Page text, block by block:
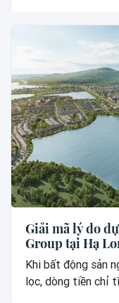
Giải mã lý do
Group tại Hạ
Khi bất động sản
lọc, dòng tiền chỉ